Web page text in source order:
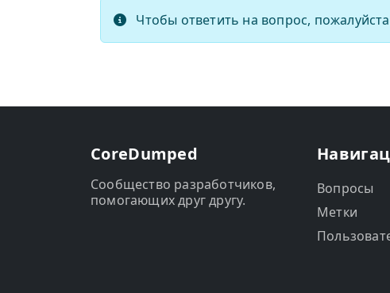
Чтобы ответить на вопрос,
CoreDumped
Сообщество разработчиков,
помогающих друг другу.
Вопросы
Метки